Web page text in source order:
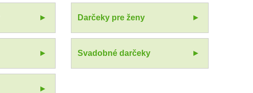
Darčeky pre ženy
Svadobné darčeky